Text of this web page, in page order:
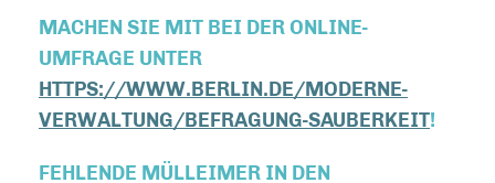
MACHEN SIE MIT BEI DER ONLINE-
UMFRAGE UNTER
HTTPS://WWW.BERLIN.DE/MODERNE-
VERWALTUNG/BEFRAGUNG-SAUBERKEIT!
FEHLENDE MÜLLEIMER IN DEN